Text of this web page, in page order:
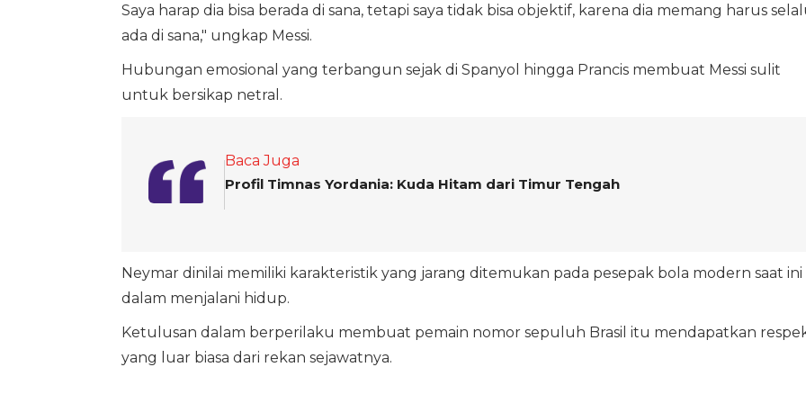
Saya harap dia bisa berada di sana, tetapi saya tidak bisa objektif, karena dia memang harus
ada di sana," ungkap Messi.
Hubungan emosional yang terbangun sejak di Spanyol hingga Prancis membuat Messi sulit
untuk bersikap netral.
Baca Juga
Profil Timnas Yordania: Kuda Hitam dari Timur Tengah
Neymar dinilai memiliki karakteristik yang jarang ditemukan pada pesepak bola modern saat ini
dalam menjalani hidup.
Ketulusan dalam berperilaku membuat pemain nomor sepuluh Brasil itu mendapatkan
yang luar biasa dari rekan sejawatnya.